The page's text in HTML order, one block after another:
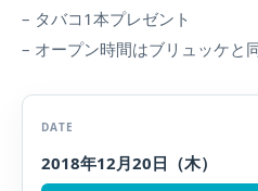
– タバコ1本プレゼント
– オープン時間はブリュッケと
DATE
2018年12月20日（木）